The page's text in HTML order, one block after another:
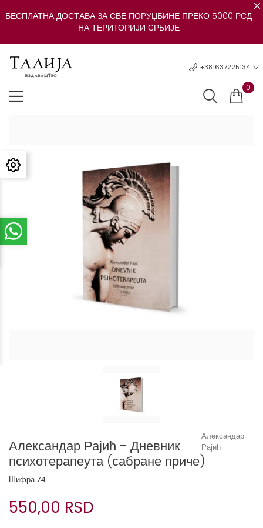
БЕСПЛАТНА ДОСТАВА ЗА СВЕ ПОРУЏБИНЕ ПРЕКО 5000 РСД
НА ТЕРИТОРИЈИ СРБИЈЕ
+381637225134
0
Александар Рајић - Дневник
психотерапеута (сабране приче)
Шифра74
550,00 RSD
Александар
Рајић